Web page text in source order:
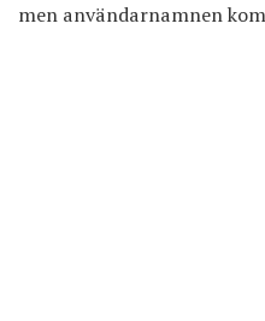
men användarnamnen